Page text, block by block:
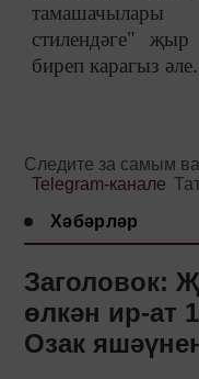
стилендәге"
биреп карагыз
Следите за самым
Telegram-канале
Хәбәрләр
Заголовок:
өлкән ир-ат
Озак